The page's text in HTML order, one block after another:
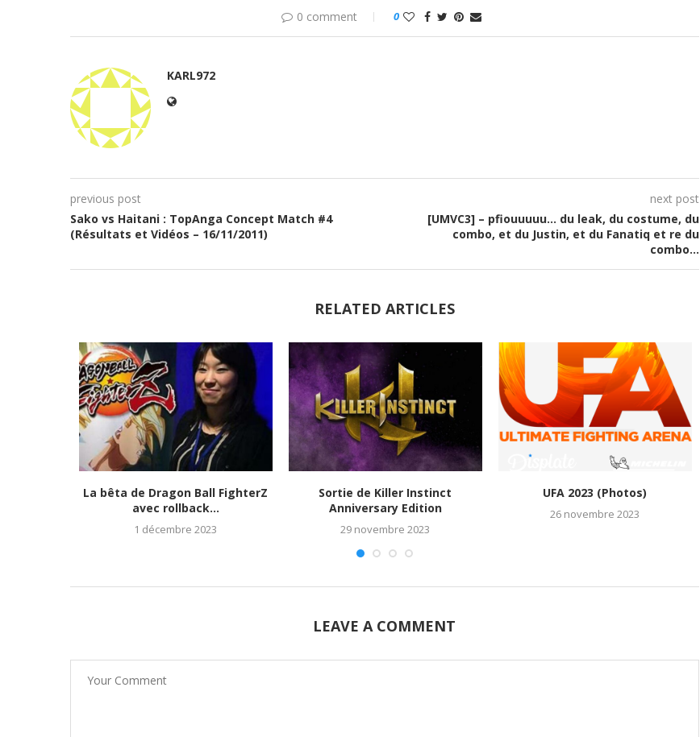
0 comment 0
KARL972
previous post
Sako vs Haitani : TopAnga Concept Match #4
(Résultats et Vidéos – 16/11/2011)
next post
[UMVC3] – pfiouuuuu… du leak, du costume, du
combo, et du Justin, et du Fanatiq et re du
combo…
RELATED ARTICLES
La bêta de Dragon Ball FighterZ
avec rollback...
1 décembre 2023
Sortie de Killer Instinct
Anniversary Edition
29 novembre 2023
UFA 2023 (Photos)
26 novembre 2023
LEAVE A COMMENT